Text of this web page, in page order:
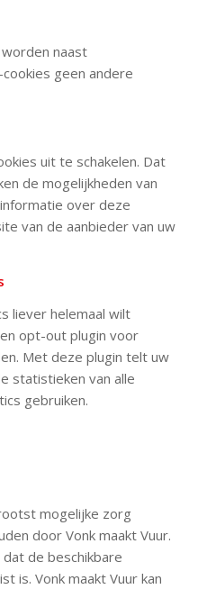
naast
geen andere
uit te schakelen. Dat
de mogelijkheden van
over deze
van de aanbieder van uw
liever helemaal wilt
opt-out plugin voor
Met deze plugin telt uw
statistieken van alle
gebruiken.
mogelijke zorg
door Vonk maakt Vuur.
de beschikbare
is. Vonk maakt Vuur kan